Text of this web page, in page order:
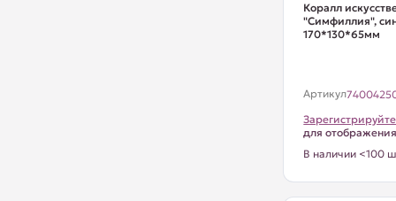
Коралл
"Симфиллия",
170*130*65мм
Артикул
для
В наличии <100